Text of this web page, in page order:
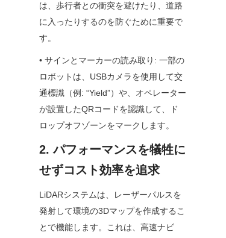
は、歩行者との衝突を避けたり、道路
に入ったりするのを防ぐために重要で
す。
• サインとマーカーの読み取り: 一部の
ロボットは、USBカメラを使用して交
通標識（例: “Yield”）や、オペレーター
が設置したQRコードを認識して、ド
ロップオフゾーンをマークします。
2. パフォーマンスを犠牲に
せずコスト効率を追求
LiDARシステムは、レーザーパルスを
発射して環境の3Dマップを作成するこ
とで機能します。これは、高速ナビ